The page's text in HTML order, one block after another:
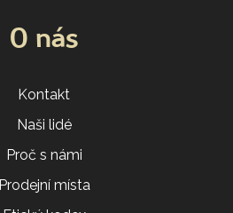
O nás
Kontakt
Naši lidé
Proč s námi
Prodejní místa